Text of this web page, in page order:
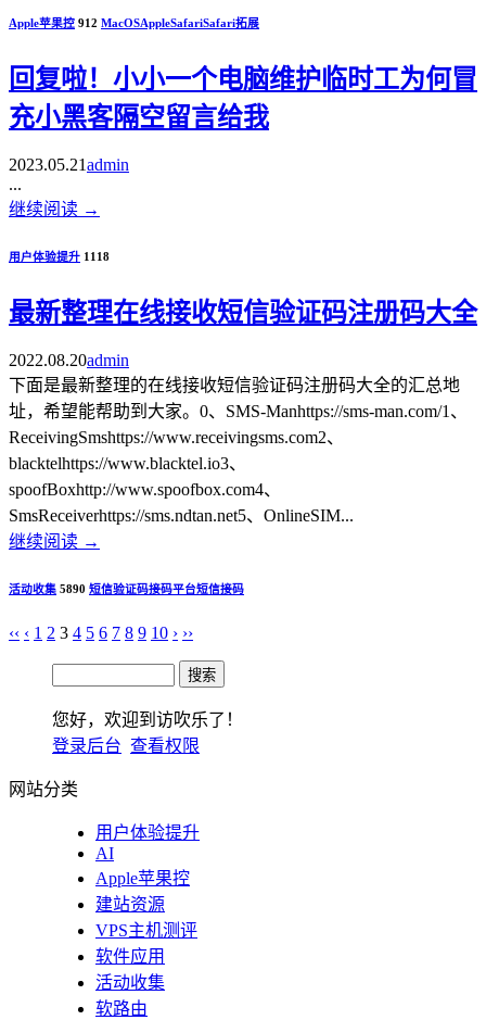
Apple苹果控 912 MacOSAppleSafariSafari拓展
回复啦！小小一个电脑维护临时工为何冒
充小黑客隔空留言给我
2023.05.21admin
...
继续阅读 →
用户体验提升 1118
最新整理在线接收短信验证码注册码大全
2022.08.20admin
下面是最新整理的在线接收短信验证码注册码大全的汇总地
址，希望能帮助到大家。0、SMS-Manhttps://sms-man.com/1、
ReceivingSmshttps://www.receivingsms.com2、
blacktelhttps://www.blacktel.io3、
spoofBoxhttp://www.spoofbox.com4、
SmsReceiverhttps://sms.ndtan.net5、OnlineSIM...
继续阅读 →
活动收集 5890 短信验证码接码平台短信接码
‹‹ ‹ 1 2 3 4 5 6 7 8 9 10 › ››
您好，欢迎到访吹乐了！
登录后台 查看权限
网站分类
用户体验提升
AI
Apple苹果控
建站资源
VPS主机测评
软件应用
活动收集
软路由